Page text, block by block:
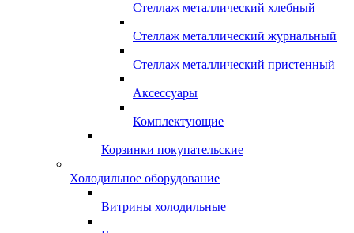
Стеллаж металлический хлебный
Стеллаж металлический журнальный
Стеллаж металлический пристенный
Аксессуары
Комплектующие
Корзинки покупательские
Холодильное оборудование
Витрины холодильные